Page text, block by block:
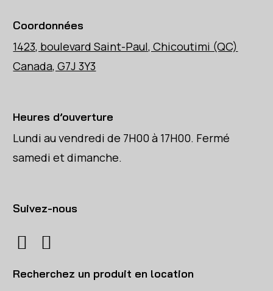
Coordonnées
1423, boulevard Saint-Paul, Chicoutimi (QC)
Canada, G7J 3Y3
Heures d’ouverture
Lundi au vendredi de 7H00 à 17H00. Fermé
samedi et dimanche.
Suivez-nous
Recherchez un produit en location